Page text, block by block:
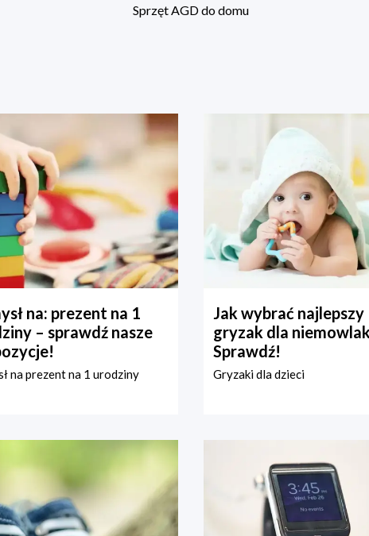
Sprzęt AGD do domu
na: prezent na 1
– sprawdź nasze
na prezent na 1 urodziny
Jak wybrać najlepszy
gryzak dla
Sprawdź!
Gryzaki dla dzieci